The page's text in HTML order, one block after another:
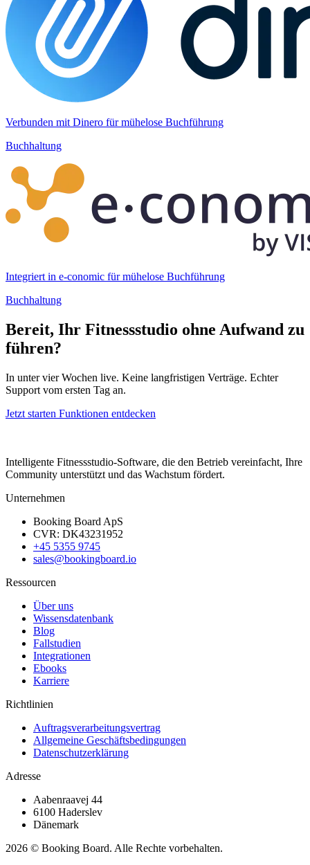
Verbunden mit Dinero für mühelose Buchführung
Buchhaltung
Integriert in e-conomic für mühelose Buchführung
Buchhaltung
Bereit, Ihr Fitnessstudio ohne Aufwand zu
führen?
In unter vier Wochen live. Keine langfristigen Verträge. Echter
Support vom ersten Tag an.
Jetzt starten Funktionen entdecken
Intelligente Fitnessstudio-Software, die den Betrieb vereinfacht, Ihre
Community unterstützt und das Wachstum fördert.
Unternehmen
Booking Board ApS
CVR: DK43231952
+45 5355 9745
sales@bookingboard.io
Ressourcen
Über uns
Wissensdatenbank
Blog
Fallstudien
Integrationen
Ebooks
Karriere
Richtlinien
Auftragsverarbeitungsvertrag
Allgemeine Geschäftsbedingungen
Datenschutzerklärung
Adresse
Aabenraavej 44
6100 Haderslev
Dänemark
2026 © Booking Board. Alle Rechte vorbehalten.